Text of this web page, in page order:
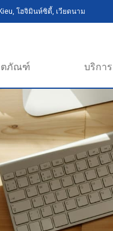
โฮจิมินห์ซิตี้, เวียดนาม
ตภัณฑ์ บริการ